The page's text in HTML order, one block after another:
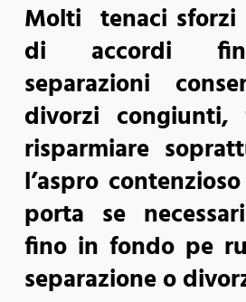
Molti tenaci sforzi
di accordi
separazioni
divorzi congiunti,
risparmiare
l’aspro
porta se
fino in fondo pe
separazione o